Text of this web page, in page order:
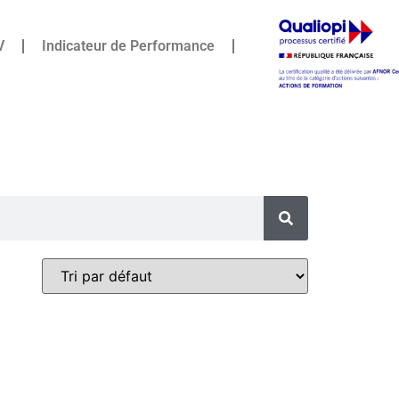
Indicateur de Performance